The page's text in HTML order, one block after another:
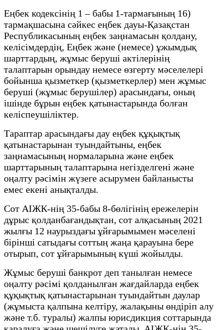
Еңбек кодексінің 1 – бабы 1-тармағының 16)
тармақшасына сәйкес еңбек дауы-Қазақстан
Республикасының еңбек заңнамасын қолдану,
келісімдердің, Еңбек және (немесе) ұжымдық
шарттардың, жұмыс беруші актілерінің
талаптарын орындау немесе өзгерту мәселелері
бойынша қызметкер (қызметкерлер) мен жұмыс
беруші (жұмыс берушілер) арасындағы, оның
ішінде бұрын еңбек қатынастарында болған
келіспеушіліктер.
Тараптар арасындағы дау еңбек құқықтық
қатынастарынан туындайтыны, еңбек
заңнамасының нормаларына және еңбек
шарттарының талаптарына негізделгені және
оңалту рәсімін жүзеге асырумен байланысты
емес екені анықталды.
Сот АІЖК-нің 35-бабы 8-бөлігінің ережелерін
дұрыс қолданбағандықтан, сот алқасының 2021
жылғы 12 наурыздағы ұйғарымымен мәселені
бірінші сатыдағы соттың жаңа қарауына бере
отырып, сот ұйғарымының күші жойылды.
Жұмыс беруші банкрот деп танылған немесе
оңалту рәсімі қолданылған жағдайларда еңбек
құқықтық қатынастарынан туындайтын даулар
(жұмыста қалпына келтіру, жалақыны өндіріп алу
және т.б. туралы) жалпы юрисдикция соттарында